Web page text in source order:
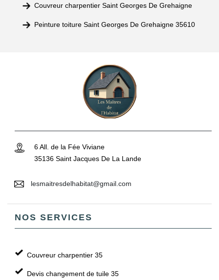
Couvreur charpentier Saint Georges De Grehaigne
Peinture toiture Saint Georges De Grehaigne 35610
6 All. de la Fée Viviane
35136 Saint Jacques De La Lande
lesmaitresdelhabitat@gmail.com
NOS SERVICES
Couvreur charpentier 35
Devis changement de tuile 35